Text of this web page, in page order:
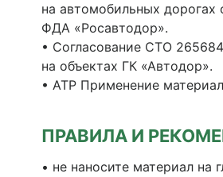
на автомобильных дорогах
ФДА «Росавтодор».
• Согласование СТО
на объектах ГК «Автодор».
• АТР Применение
ПРАВИЛА И
• не наносите материал на